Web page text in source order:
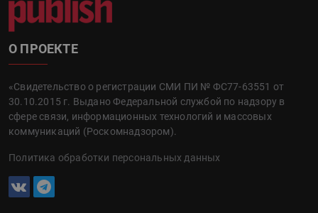
О ПРОЕКТЕ
«Свидетельство о регистрации СМИ ПИ № ФС77-63551 от
30.10.2015 г. Выдано Федеральной службой по надзору в
сфере связи, информационных технологий и массовых
коммуникаций (Роскомнадзором).
Политика обработки персональных данных